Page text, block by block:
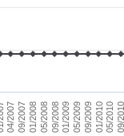
04/200709/200701/200805/200809/200801/200905/200909/200901/201005/201009/